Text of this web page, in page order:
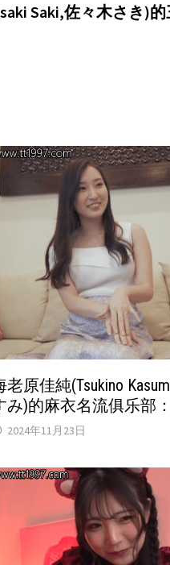
Saki,佐々木さき)
老原佳純(Tsukino
み)的麻衣名流俱乐部：
2024年11月23日